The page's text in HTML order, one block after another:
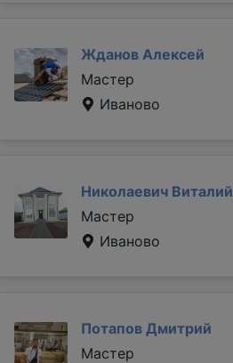
Жданов Алексей
Мастер
Иваново
Николаевич Виталий
Мастер
Иваново
Потапов Дмитрий
Мастер